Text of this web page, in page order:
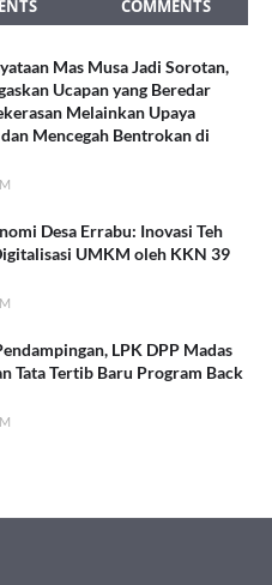
COMMENTS
Mas Musa Jadi Sorotan,
Ucapan yang Beredar
Melainkan Upaya
Mencegah Bentrokan di
Desa Errabu: Inovasi Teh
UMKM oleh KKN 39
LPK DPP Madas
Tata Tertib Baru Program Back